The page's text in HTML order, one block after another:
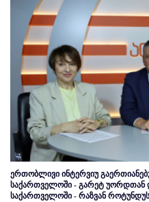
ერთობლივი ინტერვიუ
საქართველოში - გარეტ უორდთან
საქართველოში - რაზვან